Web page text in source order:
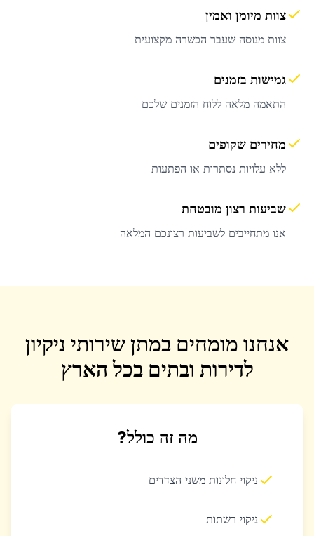
צוות מיומן ואמין
צוות מנוסה שעבר הכשרה מקצועית
גמישות בזמנים
התאמה מלאה ללוח הזמנים שלכם
מחירים שקופים
ללא עלויות נסתרות או הפתעות
שביעות רצון מובטחת
אנו מתחייבים לשביעות רצונכם המלאה
אנחנו מומחים במתן שירותי ניקיון
לדירות ובתים בכל הארץ
מה זה כולל?
ניקוי חלונות משני הצדדים
ניקוי רשתות